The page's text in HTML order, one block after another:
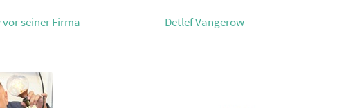
seiner Firma Detlef Vangerow